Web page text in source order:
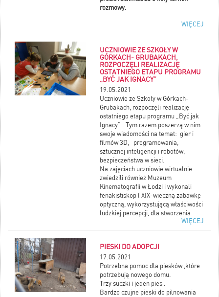
rozmowy.
Pytania wyłącznie z formularza
odczytywać po kolei pytania
formularza spisowego – ich treść jest
dostępna na stronie
https://spis.gov.pl/lista-pytan-w-
nsp-2021/. W żadnym razie nie może
on wychodzić poza ten zakres i pytać
np. o majątek, oszczędności, numer
konta, posiadane nieruchomości,
sposób spędzania wolnego czasu, czy
planowane wyjazdy i ich terminy.
Więcej informacji w rozwinięciu.
WIĘCEJ
UCZNIOWIE ZE SZKOŁY W
GÓRKACH- GRUBAKACH,
ROZPOCZĘLI REALIZACJĘ
OSTATNIEGO ETAPU PROGRAMU
„BYĆ JAK IGNACY”
19.05.2021
Uczniowie ze Szkoły w Górkach-
Grubakach, rozpoczęli realizację
ostatniego etapu programu „Być jak
Ignacy” . Tym razem poszerzą w nim
swoje wiadomości na temat: gier i
filmów 3D, programowania,
sztucznej inteligencji i robotów,
bezpieczeństwa w sieci.
Na zajęciach uczniowie wirtualnie
zwiedzili również Muzeum
Kinematografii w Łodzi i wykonali
fenakistiskop ( XIX-wieczną zabawkę
optyczną, wykorzystującą właściwości
ludzkiej percepcji, dla stworzenia
rzeczywistości, zagadnienia związane
z robotyką i sztuczną inteligencją.
7 maja rozpoczęli kilkudniową
przygodę z programowaniem. Pani
Karolina Durma poprowadzi serię
warsztatów z robotyki, gdzie
WIĘCEJ
PIESKI DO ADOPCJI
17.05.2021
Potrzebna pomoc dla piesków ,które
potrzebują nowego domu.
Trzy suczki i jeden pies .
Bardzo czujne pieski do pilnowania